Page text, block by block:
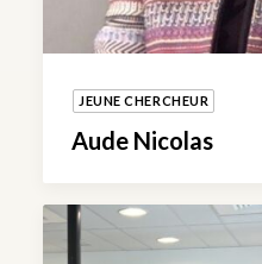
JEUNE CHERCHEUR
Aude Nicolas